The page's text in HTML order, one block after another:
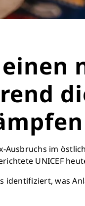
im
UNICEF
was
noch
Tag können Großes
Liter sauberes
stellen.
bedeutet: